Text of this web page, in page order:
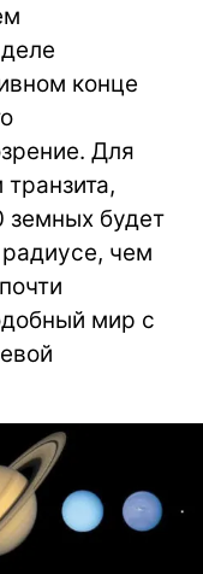
конце
Для
земных будет
чем
мир с